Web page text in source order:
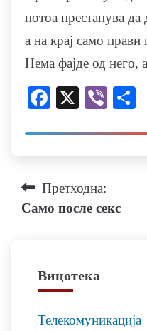
потоа престанува да
а на крај само прави
Нема фајде од него,
Facebook
X Viber
Навигација
Претходна:
Само после секс
Вицотека
Телекомуникација